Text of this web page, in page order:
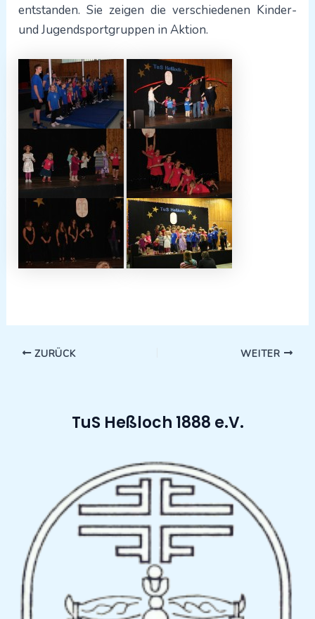
entstanden. Sie zeigen die verschiedenen Kinder-
und Jugendsportgruppen in Aktion.
ZURÜCK WEITER
TuS Heßloch 1888 e.V.